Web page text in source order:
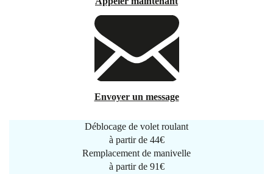
Envoyer un message
Déblocage de volet roulant
à partir de 44€
Remplacement de manivelle
à partir de 91€